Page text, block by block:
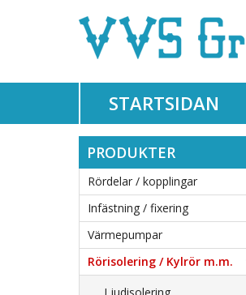
STARTSIDAN
PRODUKTER
Rördelar / kopplingar
Infästning / fixering
Värmepumpar
Rörisolering / Kylrör m.m.